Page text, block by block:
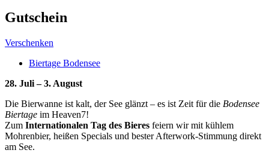
Gutschein
Verschenken
Biertage Bodensee
28. Juli – 3. August
Die Bierwanne ist kalt, der See glänzt – es ist Zeit für die Bodensee
Biertage im Heaven7!
Zum Internationalen Tag des Bieres feiern wir mit kühlem
Mohrenbier, heißen Specials und bester Afterwork-Stimmung direkt
am See.